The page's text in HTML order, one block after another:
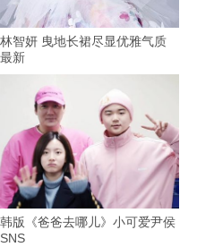
林智妍 曳地长裙尽显优雅气质
最新
韩版《爸爸去哪儿》小可爱尹侯
SNS